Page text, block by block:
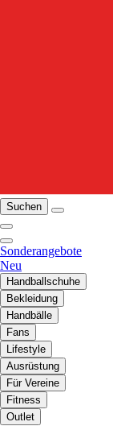
Suchen
Sonderangebote
Neu
Handballschuhe
Bekleidung
Handbälle
Fans
Lifestyle
Ausrüstung
Für Vereine
Fitness
Outlet